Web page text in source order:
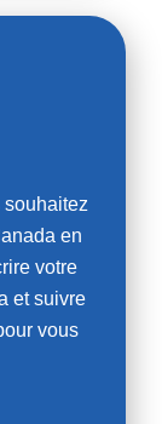
souhaitez
en
votre
et suivre
vous